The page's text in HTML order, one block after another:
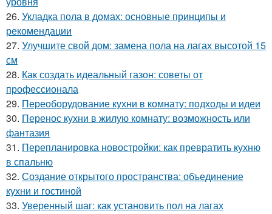
26. Укладка пола в домах: основные принципы и
рекомендации
27. Улучшите свой дом: замена пола на лагах высотой 15
см
28. Как создать идеальный газон: советы от
профессионала
29. Переоборудование кухни в комнату: подходы и идеи
30. Перенос кухни в жилую комнату: возможность или
фантазия
31. Перепланировка новостройки: как превратить кухню
в спальню
32. Создание открытого пространства: объединение
кухни и гостиной
33. Уверенный шаг: как установить пол на лагах